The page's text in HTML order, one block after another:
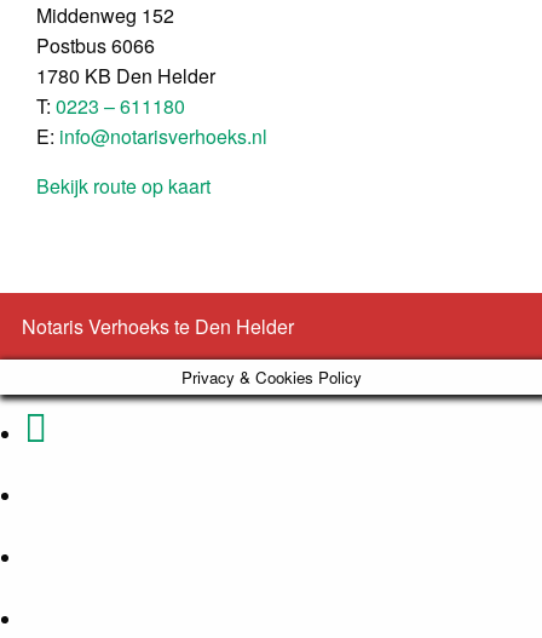
Middenweg 152
Postbus 6066
1780 KB Den Helder
T: 0223 – 611180
E: info@notarisverhoeks.nl
Bekijk route op kaart
Notaris Verhoeks te Den Helder
Privacy & Cookies Policy